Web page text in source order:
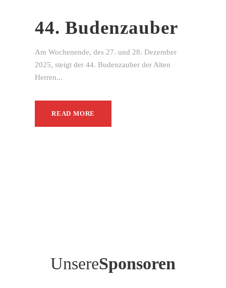
44. Budenzauber
Am Wochenende, des 27. und 28. Dezember
2025, steigt der 44. Budenzauber der Alten
Herren...
READ MORE
UnsereSponsoren